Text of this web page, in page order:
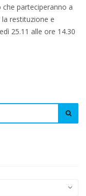
parteciperanno a
restituzione e
25.11 alle ore 14.30